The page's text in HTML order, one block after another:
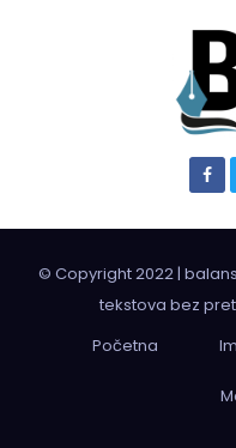
© Copyright 2022 |
tekstova bez
Početna